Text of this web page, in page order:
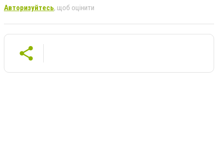
Авторизуйтесь, щоб оцінити